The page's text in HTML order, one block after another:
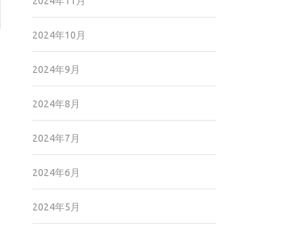
2024年10月
2024年9月
2024年8月
2024年7月
2024年6月
2024年5月